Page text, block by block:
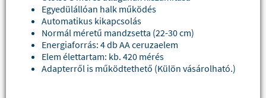
Egyedülállóan halk működés
Automatikus kikapcsolás
Normál méretű mandzsetta (22-30 cm)
Energiaforrás: 4 db AA ceruzaelem
Elem élettartam: kb. 420 mérés
Adapterről is működtethető (Külön vásárolható.)